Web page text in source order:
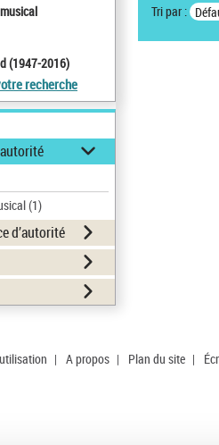
(1947-2016)
recherche
(1)
d’autorité
Tri par :
| A propos | Plan du site |